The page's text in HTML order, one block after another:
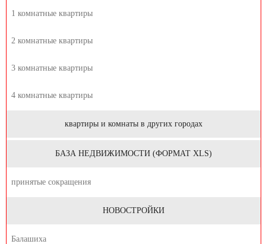
1 комнатные квартиры
2 комнатные квартиры
3 комнатные квартиры
4 комнатные квартиры
квартиры и комнаты в других городах
БАЗА НЕДВИЖИМОСТИ (ФОРМАТ XLS)
принятые сокращения
НОВОСТРОЙКИ
Балашиха